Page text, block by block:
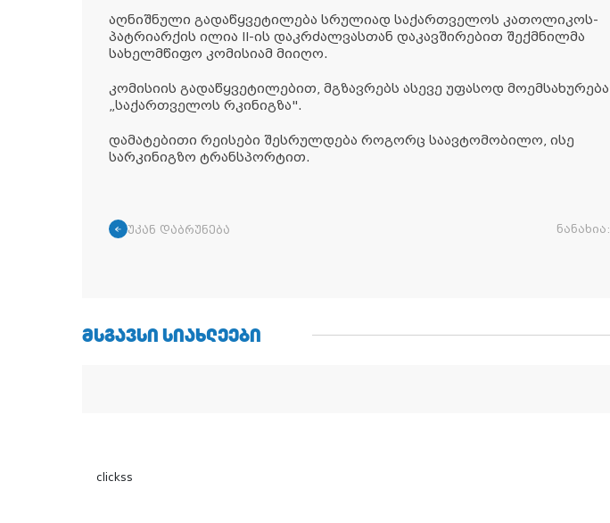
აღნიშნული გადაწყვეტილება სრულიად საქართველოს კათოლიკოს-
პატრიარქის ილია II-ის დაკრძალვასთან დაკავშირებით შექმნილმა
სახელმწიფო კომისიამ მიიღო.
კომისიის გადაწყვეტილებით, მგზავრებს ასევე უფასოდ მოემსახურება
„საქართველოს რკინიგზა".
დამატებითი რეისები შესრულდება როგორც საავტომობილო, ისე
სარკინიგზო ტრანსპორტით.
უკან დაბრუნება ნანახია:
ᲛᲡᲒᲐᲕᲡᲘ ᲡᲘᲐᲮᲚᲔᲔᲑᲘ
clickss